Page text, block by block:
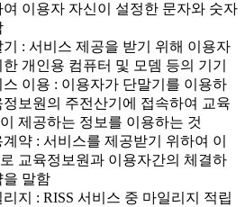
여 이용자 자신이 설정한 문자와 숫자
: 서비스 제공을 받기 위해 이용자
개인용 컴퓨터 및 모뎀 등의 기기
이용 : 이용자가 단말기를 이용하
정보원의 주전산기에 접속하여 교육
제공하는 정보를 이용하는 것
약 : 서비스를 제공받기 위하여 이
교육정보원과 이용자간의 체결하
을 말함
지 : RISS 서비스 중 마일리지 적립